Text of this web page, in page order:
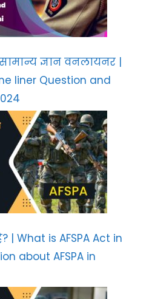
ज्ञान वनलायनर |
liner Question and
| What is AFSPA Act in
about AFSPA in